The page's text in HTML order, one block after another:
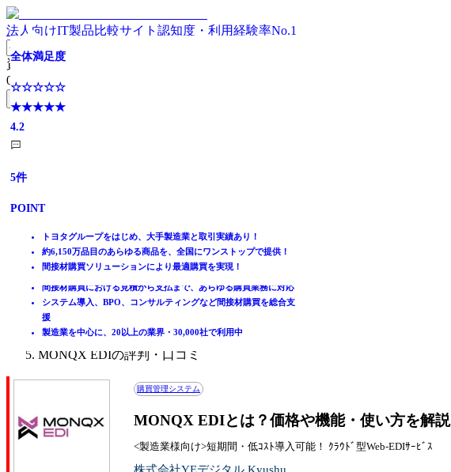
法人向けIT製品比較サイト 認知度・利用経験率No.1
資料請求リスト
0 件
無料資料請求フォームへ
掲載について
イベントでリード獲得
動画で学ぶ
IT製品比較TOP
在庫・購買
購買管理システム
MONQX EDI
MONQX EDIの評判・口コミ
購買管理システム
MONQX EDIとは？価格や機能・使い方を解説
<製造業様向け>短期間・低ｺｽﾄ導入可能！ ｸﾗｳﾄﾞ型Web-EDIｻｰﾋﾞｽ
発注から支払まで、購買業務をクラウドで標準化・可視化
全体満足度
★★★★★
44件
POINT
発注・仕入・支払をリアルタイムに一元管理
購買データを可視化しコスト管理と意思決定を最適化
【導入実績5000社超！】販売・購買・在庫管理システム
全体満足度
★★★★★
43件
POINT
お客さまの声を反映した完成度の高いパッケージ
販売・購買・在庫管理だけでなく、豊富なオプション機能をご用
意
【5,700社の導入実績】コクヨ生まれの購買プラットフォ
全体満足度
☆☆☆☆☆
4.1
POINT
購買ルールを徹底！統制と効率を両立する充実の管理機能
大手サプライヤから地場の既存取引先まで2,500社以上の連携実績
ワークフローシステムやERPなど幅広いシステムとの連携実績
間接材購買の最適化を支援する購買プラットフォーム
全体満足度
★★★★★
28件
POINT
物品材からサービス材まで間接材購買全体の可視化が可能
能
導入目的に合わせた2つのシステム提供形態から選択が可能
【14,000社が利用】初期費用・月額費用無料の間接材購買
全体満足度
☆☆☆☆☆
4.4
POINT
製造、建設、電力・電設、医療業など各業界の大手企業が導入
40以上のサプライヤーから1億1,000万超の商品の最安値検索が可
能
貴社独自の購買ルールを実現する管理機能が充実
豊富な機能で購買管理業務を標準でカバー
全体満足度
★★★★★
8件
POINT
購入依頼～見積～発注～入荷検収の購買業務全般を網羅
能
間接材から直接材、サービス系商材までの一元管理
ITトレンド年間ランキング 購買管理システム・大規模部
全体満足度
☆☆☆☆☆
4.8
POINT
間接材購買における見積から支払まで、あらゆる購買業務に対応
システム導入、BPO、コンサルティングなど間接材購買を総合支
援
製造業を中心に、20以上の業界・30,000社で利用中
全体満足度
☆☆☆☆☆
★★★★★
4.2
5件
POINT
トヨタグループをはじめ、大手製造業と取引実績あり！
約6,150万品目のあらゆる商品を、全国にワンストップで提供！
間接材購買ソリューションにより最適購買を実現！